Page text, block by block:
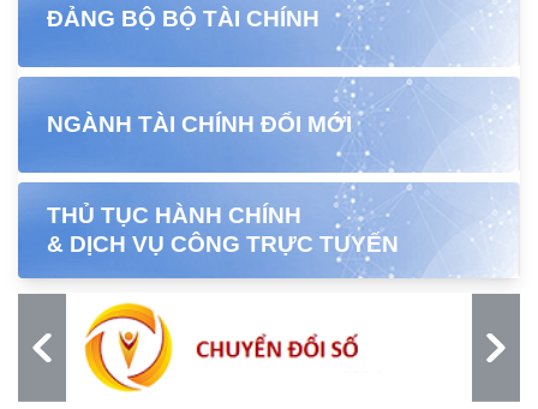
ĐẢNG BỘ BỘ TÀI CHÍNH
NGÀNH TÀI CHÍNH ĐỔI MỚI
THỦ TỤC HÀNH CHÍNH
& DỊCH VỤ CÔNG TRỰC TUYẾN